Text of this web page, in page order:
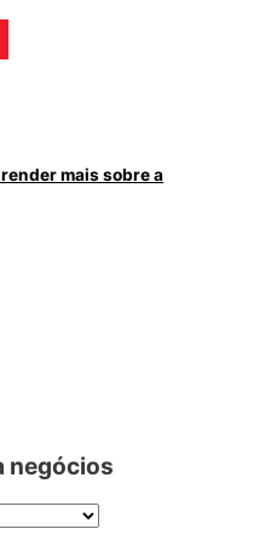
mais sobre a
negócios